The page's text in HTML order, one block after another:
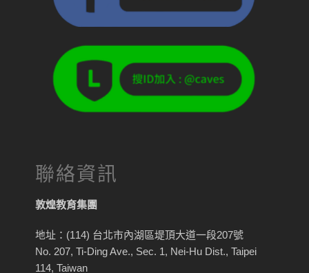
聯絡資訊
敦煌教育集團
地址：(114) 台北市內湖區堤頂大道一段207號
No. 207, Ti-Ding Ave., Sec. 1, Nei-Hu Dist., Taipei
114, Taiwan